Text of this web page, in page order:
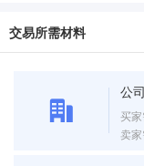
交易所需材料
公
买家
卖